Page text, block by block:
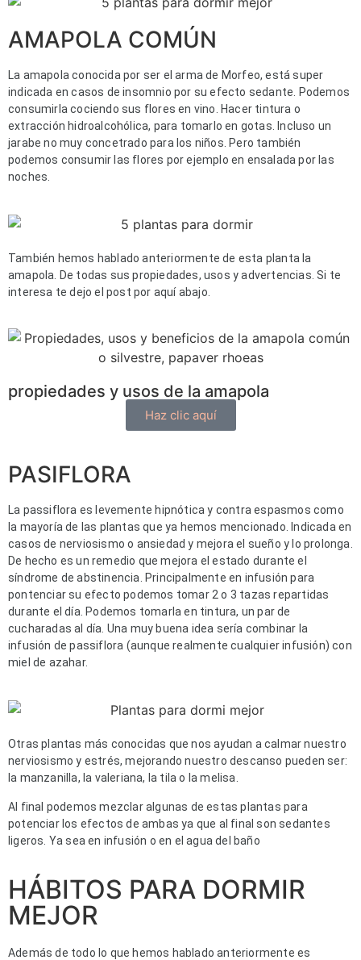
AMAPOLA COMÚN
La amapola conocida por ser el arma de Morfeo, está super
indicada en casos de insomnio por su efecto sedante. Podemos
consumirla cociendo sus flores en vino. Hacer tintura o
extracción hidroalcohólica, para tomarlo en gotas. Incluso un
jarabe no muy concetrado para los niños. Pero también
podemos consumir las flores por ejemplo en ensalada por las
noches.
También hemos hablado anteriormente de esta planta la
amapola. De todas sus propiedades, usos y advertencias. Si te
interesa te dejo el post por aquí abajo.
propiedades y usos de la amapola
Haz clic aquí
PASIFLORA
La passiflora es levemente hipnótica y contra espasmos como
la mayoría de las plantas que ya hemos mencionado. Indicada en
casos de nerviosismo o ansiedad y mejora el sueño y lo prolonga.
De hecho es un remedio que mejora el estado durante el
síndrome de abstinencia. Principalmente en infusión para
pontenciar su efecto podemos tomar 2 o 3 tazas repartidas
durante el día. Podemos tomarla en tintura, un par de
cucharadas al día. Una muy buena idea sería combinar la
infusión de passiflora (aunque realmente cualquier infusión) con
miel de azahar.
Otras plantas más conocidas que nos ayudan a calmar nuestro
nerviosismo y estrés, mejorando nuestro descanso pueden ser:
la manzanilla, la valeriana, la tila o la melisa.
Al final podemos mezclar algunas de estas plantas para
potenciar los efectos de ambas ya que al final son sedantes
ligeros. Ya sea en infusión o en el agua del baño
HÁBITOS PARA DORMIR
MEJOR
Además de todo lo que hemos hablado anteriormente es